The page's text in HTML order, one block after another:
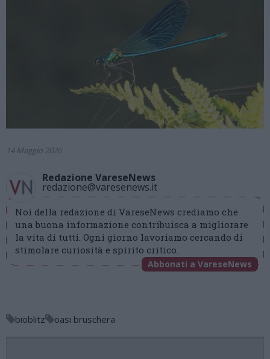
14 Maggio 2026
Redazione VareseNews
redazione@varesenews.it
Noi della redazione di VareseNews crediamo che
una buona informazione contribuisca a migliorare
la vita di tutti. Ogni giorno lavoriamo cercando di
stimolare curiosità e spirito critico.
Abbonati a VareseNews
bioblitz oasi bruschera